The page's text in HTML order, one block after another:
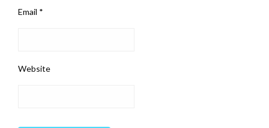
Email *
Website